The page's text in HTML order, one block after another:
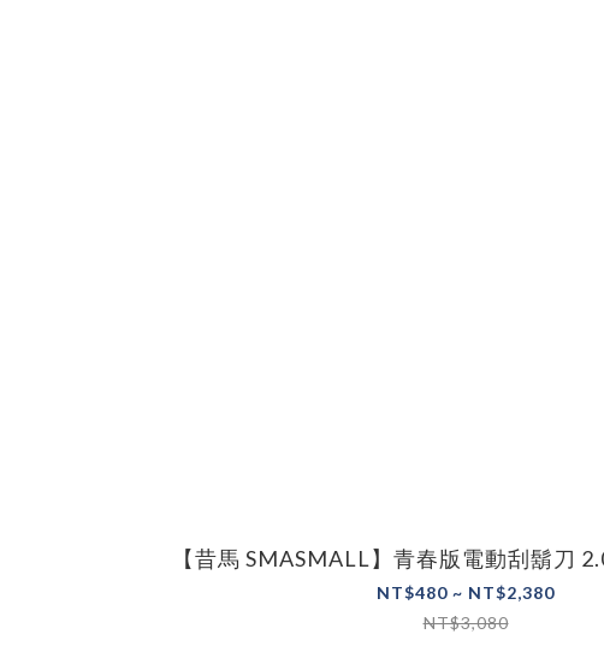
【昔馬 SMASMALL】青春版電動刮鬍刀
NT$480 ~ NT$2,380
NT$3,080